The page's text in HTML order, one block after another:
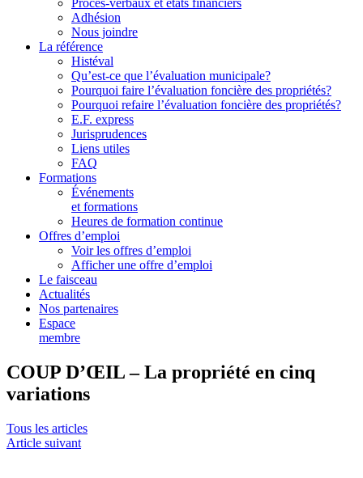
Procès-verbaux et états financiers
Adhésion
Nous joindre
La référence
Histéval
Qu’est-ce que l’évaluation municipale?
Pourquoi faire l’évaluation foncière des propriétés?
Pourquoi refaire l’évaluation foncière des propriétés?
E.F. express
Jurisprudences
Liens utiles
FAQ
Formations
Événements
et formations
Heures de formation continue
Offres d’emploi
Voir les offres d’emploi
Afficher une offre d’emploi
Le faisceau
Actualités
Nos partenaires
Espace
membre
COUP D’ŒIL – La propriété en cinq
variations
Tous les articles
Article suivant